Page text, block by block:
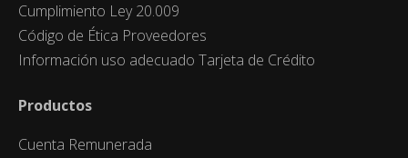
Cumplimiento Ley 20.009
Código de Ética Proveedores
Información uso adecuado Tarjeta de Crédito
Productos
Cuenta Remunerada